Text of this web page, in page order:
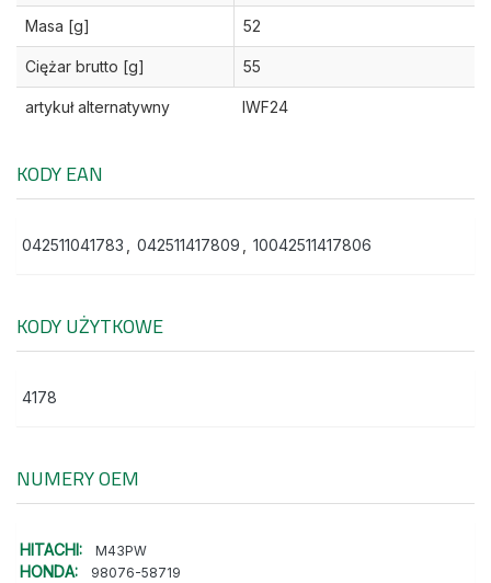
Masa [g] 52
Ciężar brutto [g] 55
artykuł alternatywny IWF24
KODY EAN
042511041783 042511417809 10042511417806
KODY UŻYTKOWE
4178
NUMERY OEM
HITACHI: M43PW
HONDA: 98076-58719